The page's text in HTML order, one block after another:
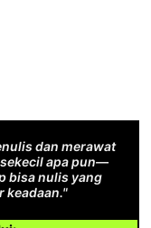
dan merawat
apa pun—
bisa nulis yang
keadaan."